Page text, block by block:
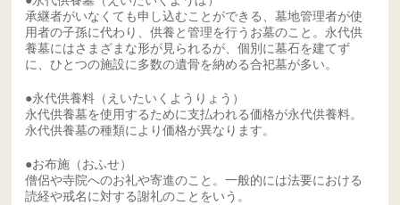
承継者がいなくても申し込むことができる、墓地管理者が使
用者の子孫に代わり、供養と管理を行うお墓のこと。永代供
養墓にはさまざまな形が見られるが、個別に墓石を建てず
に、ひとつの施設に多数の遺骨を納める合祀墓が多い。
●永代供養料（えいたいくようりょう）
永代供養墓を使用するために支払われる価格が永代供養料。
永代供養墓の種類により価格が異なります。
●お布施（おふせ）
僧侶や寺院へのお礼や寄進のこと。一般的には法要における
読経や戒名に対する謝礼のことをいう。